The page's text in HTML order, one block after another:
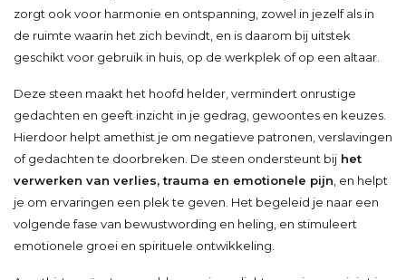
zorgt ook voor harmonie en ontspanning, zowel in jezelf als in
de ruimte waarin het zich bevindt, en is daarom bij uitstek
geschikt voor gebruik in huis, op de werkplek of op een altaar.
Deze steen maakt het hoofd helder, vermindert onrustige
gedachten en geeft inzicht in je gedrag, gewoontes en keuzes.
Hierdoor helpt amethist je om negatieve patronen, verslavingen
of gedachten te doorbreken. De steen ondersteunt bij het
verwerken van verlies, trauma en emotionele pijn , en helpt
je om ervaringen een plek te geven. Het begeleid je naar een
volgende fase van bewustwording en heling, en stimuleert
emotionele groei en spirituele ontwikkeling.